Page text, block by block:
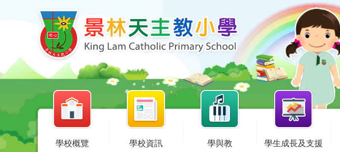
學校概覽 學校資訊 學與教 學生成長及支援